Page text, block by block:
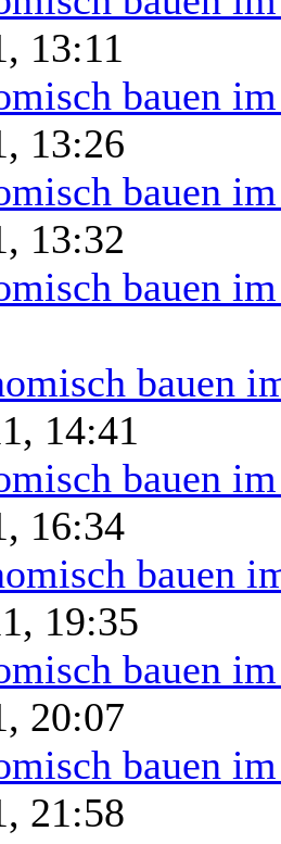
13:11
bauen
13:26
bauen
13:32
bauen
bauen
14:41
bauen
16:34
bauen
19:35
bauen
20:07
bauen
21:58